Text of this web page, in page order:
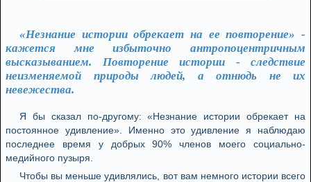
«Незнание истории обрекает на ее повторение» -
кажется мне избыточно антропоцентричным
высказыванием. Повторение истории - следствие
неизменяемой природы людей, а отнюдь не их
невежества.
Я бы сказал по-другому: «Незнание истории обрекает на
постоянное удивление». Именно это удивление я наблюдаю
последнее время у добрых 90% членов моего социально-
медийного пузыря.
Чтобы вы меньше удивлялись, вот вам немного истории всего